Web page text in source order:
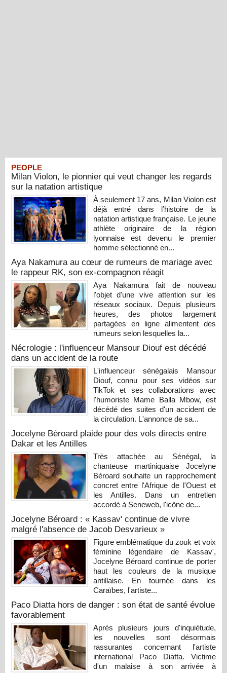
PEOPLE
Milan Violon, le pionnier qui veut changer les regards
sur la natation artistique
À seulement 17 ans, Milan Violon est
déjà entré dans l’histoire de la
natation artistique française. Le jeune
athlète originaire de la région
lyonnaise est devenu le premier
homme sélectionné en...
Aya Nakamura au cœur de rumeurs de mariage avec
le rappeur RK, son ex-compagnon réagit
Aya Nakamura fait de nouveau
l'objet d'une vive attention sur les
réseaux sociaux. Depuis plusieurs
heures, des photos largement
partagées en ligne alimentent des
rumeurs selon lesquelles la...
Nécrologie : l'influenceur Mansour Diouf est décédé
dans un accident de la route
L'influenceur sénégalais Mansour
Diouf, connu pour ses vidéos sur
TikTok et ses collaborations avec
l'humoriste Mame Balla Mbow, est
décédé des suites d'un accident de
la circulation. L'annonce de sa...
Jocelyne Béroard plaide pour des vols directs entre
Dakar et les Antilles
Très attachée au Sénégal, la
chanteuse martiniquaise Jocelyne
Béroard souhaite un rapprochement
concret entre l'Afrique de l'Ouest et
les Antilles. Dans un entretien
accordé à Seneweb, l'icône de...
Jocelyne Béroard : « Kassav' continue de vivre
malgré l'absence de Jacob Desvarieux »
Figure emblématique du zouk et voix
féminine légendaire de Kassav',
Jocelyne Béroard continue de porter
haut les couleurs de la musique
antillaise. En tournée dans les
Caraïbes, l'artiste...
Paco Diatta hors de danger : son état de santé évolue
favorablement
Après plusieurs jours d'inquiétude,
les nouvelles sont désormais
rassurantes concernant l'artiste
international Paco Diatta. Victime
d'un malaise à son arrivée à